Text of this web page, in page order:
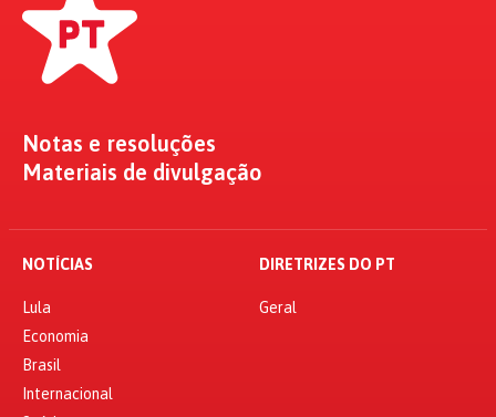
Notas e resoluções
Materiais de divulgação
NOTÍCIAS
Lula
Economia
Brasil
Internacional
DIRETRIZES DO PT
Geral